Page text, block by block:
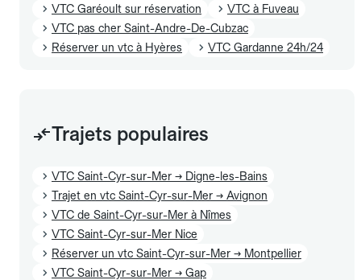
VTC Garéoult sur réservation
VTC à Fuveau
VTC pas cher Saint-Andre-De-Cubzac
Réserver un vtc à Hyères
VTC Gardanne 24h/24
Trajets populaires
VTC Saint-Cyr-sur-Mer → Digne-les-Bains
Trajet en vtc Saint-Cyr-sur-Mer → Avignon
VTC de Saint-Cyr-sur-Mer à Nîmes
VTC Saint-Cyr-sur-Mer Nice
Réserver un vtc Saint-Cyr-sur-Mer → Montpellier
VTC Saint-Cyr-sur-Mer → Gap